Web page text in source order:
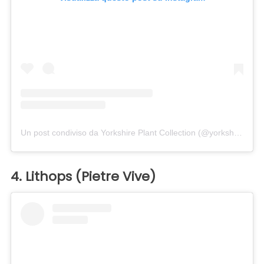
4. Lithops (Pietre Vive)